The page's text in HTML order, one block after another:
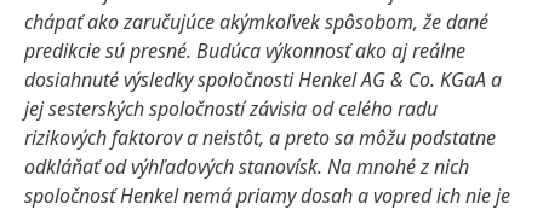
chápať ako zaručujúce akýmkoľvek spôsobom, že dané
predikcie sú presné. Budúca výkonnosť ako aj reálne
dosiahnuté výsledky spoločnosti Henkel AG & Co. KGaA a
jej sesterských spoločností závisia od celého radu
rizikových faktorov a neistôt, a preto sa môžu podstatne
odkláňať od výhľadových stanovísk. Na mnohé z nich
spoločnosť Henkel nemá priamy dosah a vopred ich nie je